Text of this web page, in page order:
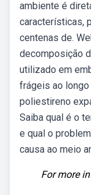
ambiente é
características,
centenas de.
decomposição
utilizado em
frágeis ao
poliestireno
Saiba qual é o
e qual o
causa ao meio
For more